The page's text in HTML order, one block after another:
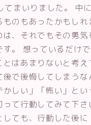
てまいりました。 中
ものもあったかもし
は、それでもその勇気
す。 想っているだけ
とはあまりないと考え
後で後悔してしまうな
かしい」「怖い」とい
て行動してみて下さ
ても、行動した後に